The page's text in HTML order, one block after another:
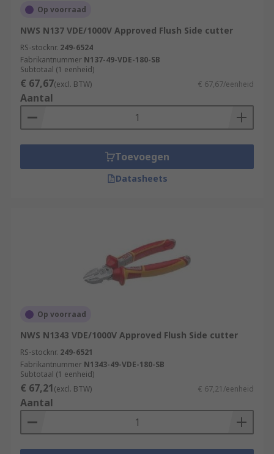
Op voorraad
NWS N137 VDE/1000V Approved Flush Side cutter
RS-stocknr. 249-6524
Fabrikantnummer N137-49-VDE-180-SB
Subtotaal (1 eenheid)
€ 67,67(excl. BTW) € 67,67/eenheid
Aantal
Toevoegen
Datasheets
Op voorraad
NWS N1343 VDE/1000V Approved Flush Side cutter
RS-stocknr. 249-6521
Fabrikantnummer N1343-49-VDE-180-SB
Subtotaal (1 eenheid)
€ 67,21(excl. BTW) € 67,21/eenheid
Aantal